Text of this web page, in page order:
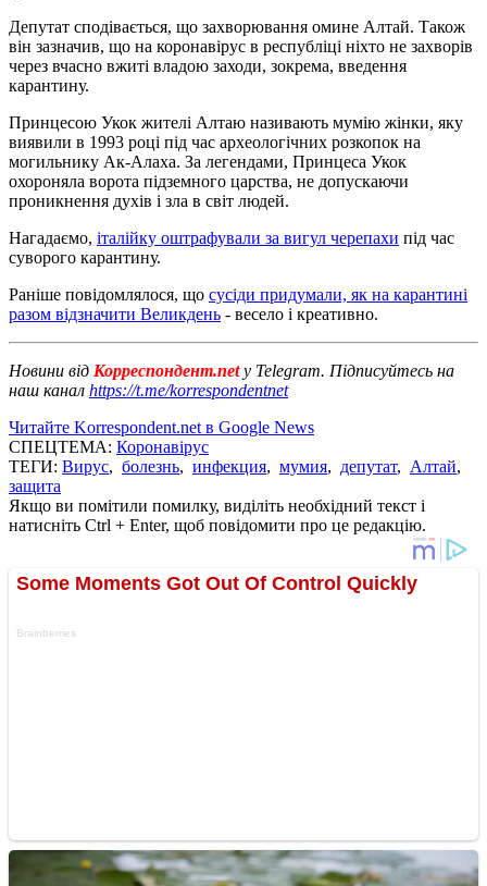
Депутат сподівається, що захворювання омине Алтай. Також
він зазначив, що на коронавірус в республіці ніхто не захворів
через вчасно вжиті владою заходи, зокрема, введення
карантину.
Принцесою Укок жителі Алтаю називають мумію жінки, яку
виявили в 1993 році під час археологічних розкопок на
могильнику Ак-Алаха. За легендами, Принцеса Укок
охороняла ворота підземного царства, не допускаючи
проникнення духів і зла в світ людей.
Нагадаємо, італійку оштрафували за вигул черепахи під час
суворого карантину.
Раніше повідомлялося, що сусіди придумали, як на карантині
разом відзначити Великдень - весело і креативно.
Новини від Корреспондент.net у Telegram. Підписуйтесь на
наш канал https://t.me/korrespondentnet
Читайте Korrespondent.net в Google News
СПЕЦТЕМА: Коронавірус
ТЕГИ: Вирус, болезнь, инфекция, мумия, депутат, Алтай,
защита
Якщо ви помітили помилку, виділіть необхідний текст і
натисніть Ctrl + Enter, щоб повідомити про це редакцію.